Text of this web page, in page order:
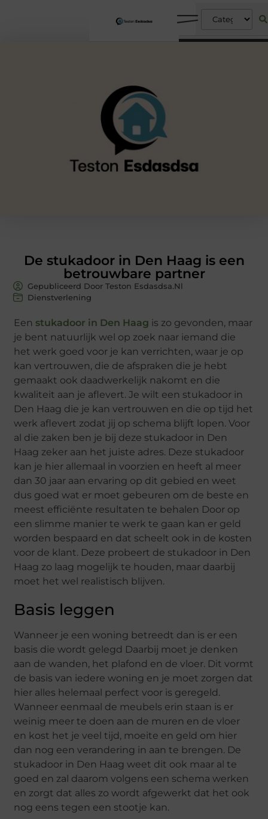
De stukadoor in Den Haag is een
betrouwbare partner
Gepubliceerd Door Teston Esdasdsa.nl
Dienstverlening
Een stukadoor in Den Haag is zo gevonden, maar
je bent natuurlijk wel op zoek naar iemand die
het werk goed voor je kan verrichten, waar je op
kan vertrouwen, die de afspraken die je hebt
gemaakt ook daadwerkelijk nakomt en die
kwaliteit aan je aflevert. Je wilt een stukadoor in
Den Haag die je kan vertrouwen en die op tijd het
werk aflevert zodat jij op schema blijft lopen. Voor
al die zaken ben je bij deze stukadoor in Den
Haag zeker aan het juiste adres. Deze stukadoor
kan je hier allemaal in voorzien en heeft al meer
dan 30 jaar aan ervaring op dit gebied en weet
dus goed wat er moet gebeuren om de beste en
meest efficiënte resultaten te behalen Door op
een slimme manier te werk te gaan kan er geld
worden bespaard en dat scheelt ook in de kosten
voor de klant. Deze probeert de stukadoor in Den
Haag zo laag mogelijk te houden, maar daarbij
moet het wel realistisch blijven.
Basis leggen
Wanneer je een woning betreedt dan is er een
basis die wordt gelegd Daarbij moet je denken
aan de wanden, het plafond en de vloer. Dit vormt
de basis van iedere woning en je moet zorgen dat
hier alles helemaal perfect voor is geregeld.
Wanneer eenmaal de meubels erin staan is er
weinig meer te doen aan de muren en de vloer
en kost het je veel tijd, moeite en geld om hier
dan nog een verandering in aan te brengen. De
stukadoor in Den Haag weet dit ook maar al te
goed en zal daarom volgens een schema werken
en zorgt dat alles zo wordt afgewerkt dat het ook
nog eens tegen een stootje kan.